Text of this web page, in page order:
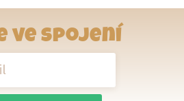
ve spojení